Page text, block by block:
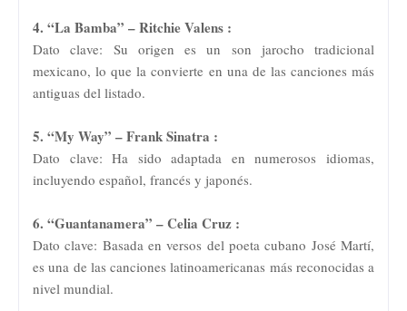
4. “La Bamba” – Ritchie Valens :
Dato clave: Su origen es un son jarocho tradicional
mexicano, lo que la convierte en una de las canciones más
antiguas del listado.
5. “My Way” – Frank Sinatra :
Dato clave: Ha sido adaptada en numerosos idiomas,
incluyendo español, francés y japonés.
6. “Guantanamera” – Celia Cruz :
Dato clave: Basada en versos del poeta cubano José Martí,
es una de las canciones latinoamericanas más reconocidas a
nivel mundial.